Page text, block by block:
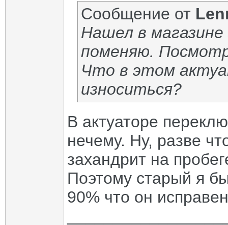
Сообщение от
Нашел в
поменяю.
Что в этом
износиться?
В актуаторе
нечему. Ну, разве
захандрит на
Поэтому старый я
90% что он